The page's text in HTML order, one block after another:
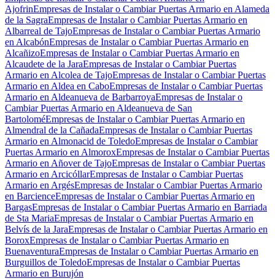
AjofrinEmpresas de Instalar o Cambiar Puertas Armario en Alameda
de la SagraEmpresas de Instalar o Cambiar Puertas Armario en
Albarreal de TajoEmpresas de Instalar o Cambiar Puertas Armario
en AlcabónEmpresas de Instalar o Cambiar Puertas Armario en
AlcañizoEmpresas de Instalar o Cambiar Puertas Armario en
Alcaudete de la JaraEmpresas de Instalar o Cambiar Puertas
Armario en Alcolea de TajoEmpresas de Instalar o Cambiar Puertas
Armario en Aldea en CaboEmpresas de Instalar o Cambiar Puertas
Armario en Aldeanueva de BarbarroyaEmpresas de Instalar o
Cambiar Puertas Armario en Aldeanueva de San
BartoloméEmpresas de Instalar o Cambiar Puertas Armario en
Almendral de la CañadaEmpresas de Instalar o Cambiar Puertas
Armario en Almonacid de ToledoEmpresas de Instalar o Cambiar
Puertas Armario en AlmoroxEmpresas de Instalar o Cambiar Puertas
Armario en Añover de TajoEmpresas de Instalar o Cambiar Puertas
Armario en ArcicóllarEmpresas de Instalar o Cambiar Puertas
Armario en ArgésEmpresas de Instalar o Cambiar Puertas Armario
en BarcienceEmpresas de Instalar o Cambiar Puertas Armario en
BargasEmpresas de Instalar o Cambiar Puertas Armario en Barriada
de Sta MariaEmpresas de Instalar o Cambiar Puertas Armario en
Belvís de la JaraEmpresas de Instalar o Cambiar Puertas Armario en
BoroxEmpresas de Instalar o Cambiar Puertas Armario en
BuenaventuraEmpresas de Instalar o Cambiar Puertas Armario en
Burguillos de ToledoEmpresas de Instalar o Cambiar Puertas
Armario en Burujón